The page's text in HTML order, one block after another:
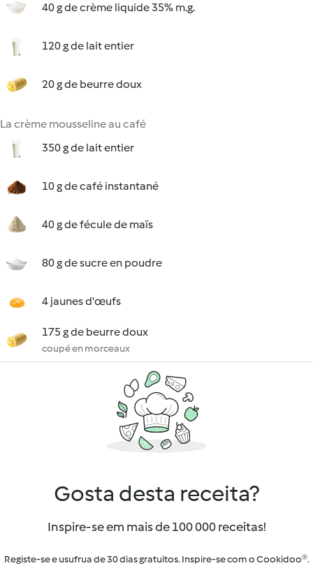
40 g de crème liquide 35% m.g.
120 g de lait entier
20 g de beurre doux
La crème mousseline au café
350 g de lait entier
10 g de café instantané
40 g de fécule de maïs
80 g de sucre en poudre
4 jaunes d'œufs
175 g de beurre doux
coupé en morceaux
Gosta desta receita?
Inspire-se em mais de 100 000 receitas!
Registe-se e usufrua de 30 dias gratuitos. Inspire-se com o Cookidoo®.